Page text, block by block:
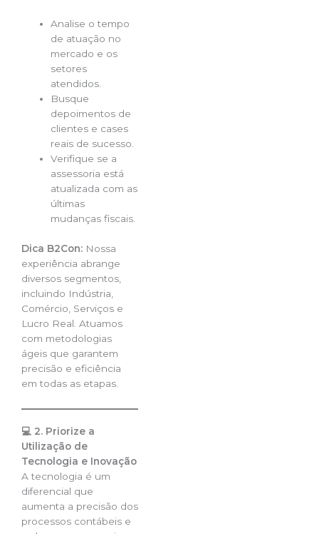
Analise o tempo
de atuação no
mercado e os
setores
atendidos.
Busque
depoimentos de
clientes e cases
reais de sucesso.
Verifique se a
assessoria está
atualizada com as
últimas
mudanças fiscais.
Dica B2Con: Nossa
experiência abrange
diversos segmentos,
incluindo Indústria,
Comércio, Serviços e
Lucro Real. Atuamos
com metodologias
ágeis que garantem
precisão e eficiência
em todas as etapas.
💻 2. Priorize a
Utilização de
Tecnologia e Inovação
A tecnologia é um
diferencial que
aumenta a precisão dos
processos contábeis e